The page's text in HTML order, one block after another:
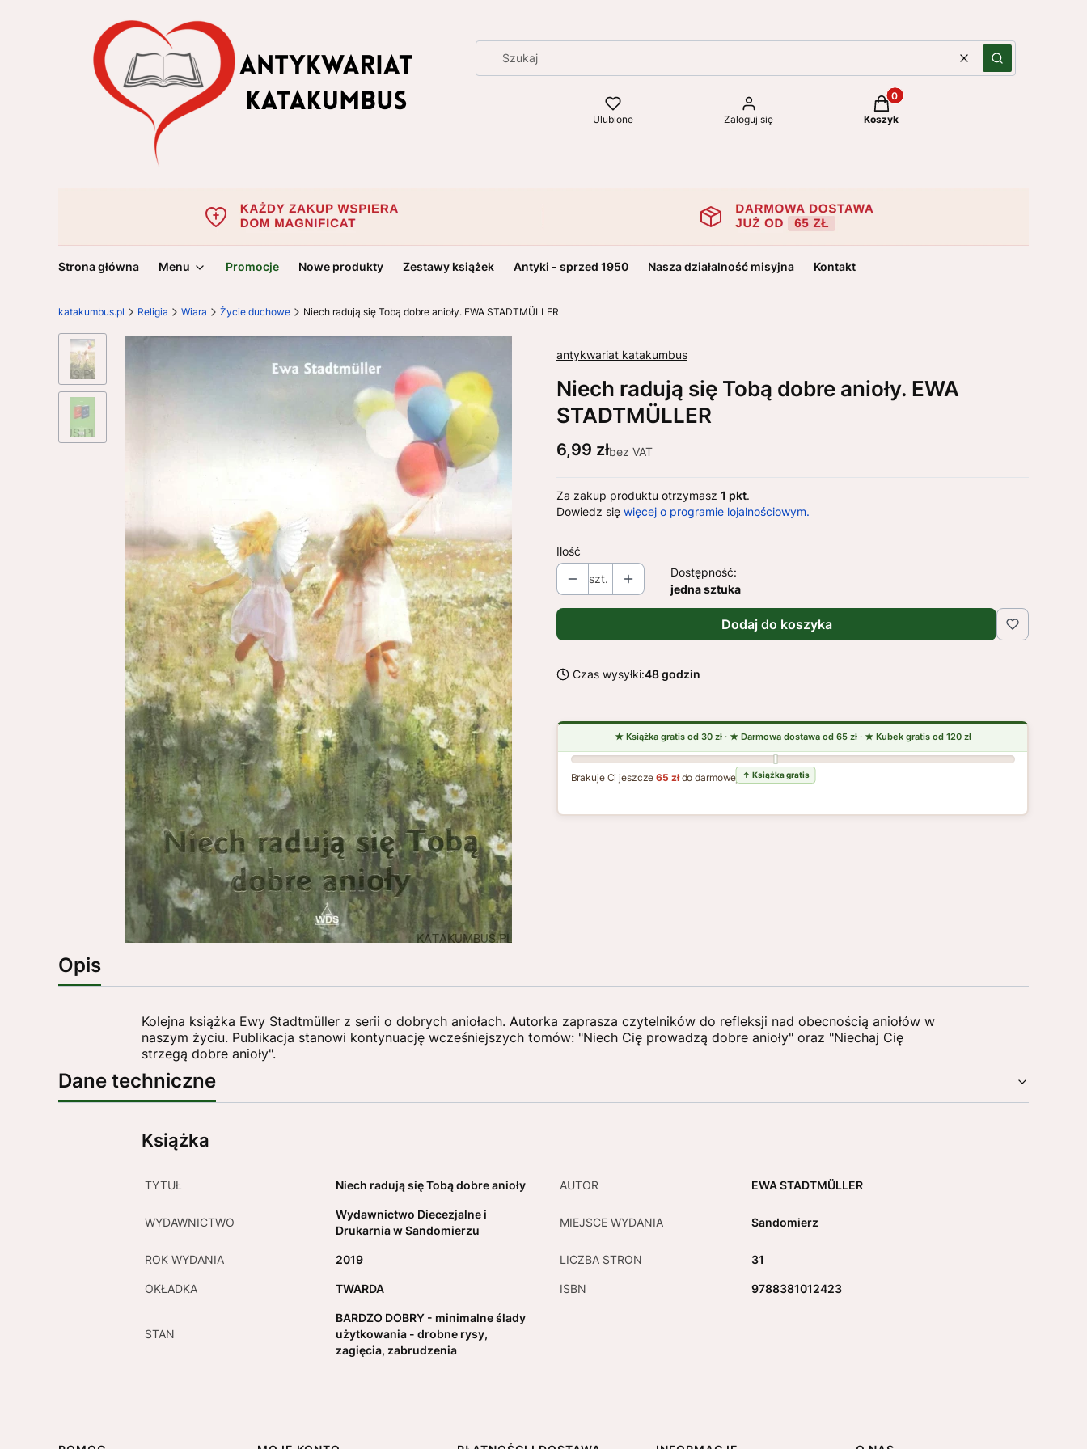
WyczyśćSzukaj
Ulubione Zaloguj się
Produkty w koszyku: 0. Zobacz
Koszyk
Strona główna Menu Promocje Nowe produkty Zestawy książek Antyki - sprzed 1950 Nasza działalność misyjna Kontakt
katakumbus.pl Religia Wiara Życie duchowe Niech radują się Tobą dobre anioły. EWA STADTMÜLLER
antykwariat katakumbus
Niech radują się Tobą dobre anioły. EWA
STADTMÜLLER
Cena
6,99 złbez VAT
Za zakup produktu otrzymasz 1 pkt.
Dowiedz się więcej o programie lojalnościowym.
Ilość
szt.
Dostępność:
jedna sztuka
Dodaj do koszyka
Czas wysyłki:48 godzin
Brakuje Ci jeszcze65 złdo darmowej dostawy
Opis
Kolejna książka Ewy Stadtmüller z serii o dobrych aniołach. Autorka zaprasza czytelników do refleksji nad obecnością aniołów w
naszym życiu. Publikacja stanowi kontynuację wcześniejszych tomów: "Niech Cię prowadzą dobre anioły" oraz "Niechaj Cię
strzegą dobre anioły".
Dane techniczne
Książka
TYTUŁ Niech radują się Tobą dobre anioły AUTOR EWA STADTMÜLLER
WYDAWNICTWO
Wydawnictwo Diecezjalne i
Drukarnia w Sandomierzu
MIEJSCE WYDANIA Sandomierz
ROK WYDANIA 2019 LICZBA STRON 31
OKŁADKA TWARDA ISBN 9788381012423
STAN
BARDZO DOBRY - minimalne ślady
użytkowania - drobne rysy,
zagięcia, zabrudzenia